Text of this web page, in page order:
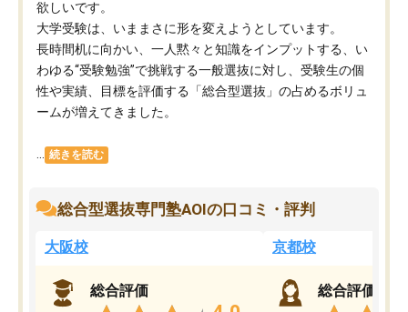
欲しいです。
大学受験は、いままさに形を変えようとしています。
長時間机に向かい、一人黙々と知識をインプットする、い
わゆる“受験勉強”で挑戦する一般選抜に対し、受験生の個
性や実績、目標を評価する「総合型選抜」の占めるボリュ
ームが増えてきました。
続きを読む
総合型選抜専門塾AOIの口コミ・評判
大阪校
総合評価
京都校
総合評価